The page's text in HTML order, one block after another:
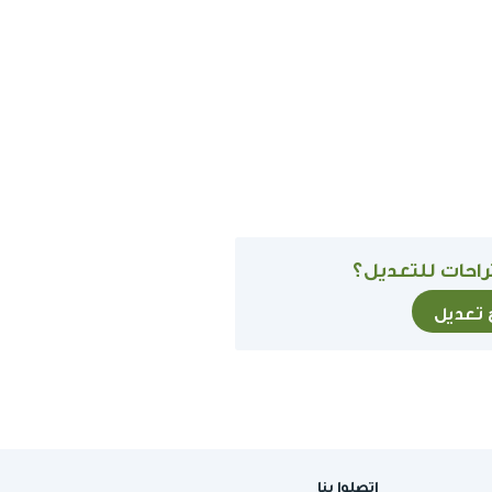
للتعديل؟
تعديل
اتصلوا بنا